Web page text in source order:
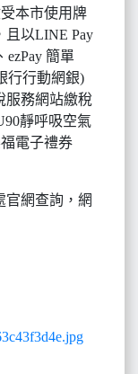
本市使用牌
且以LINE Pay
ezPay 簡單
行行動網銀)
服務網站繳稅
靜呼吸空氣
電子禮券
官網查詢，網